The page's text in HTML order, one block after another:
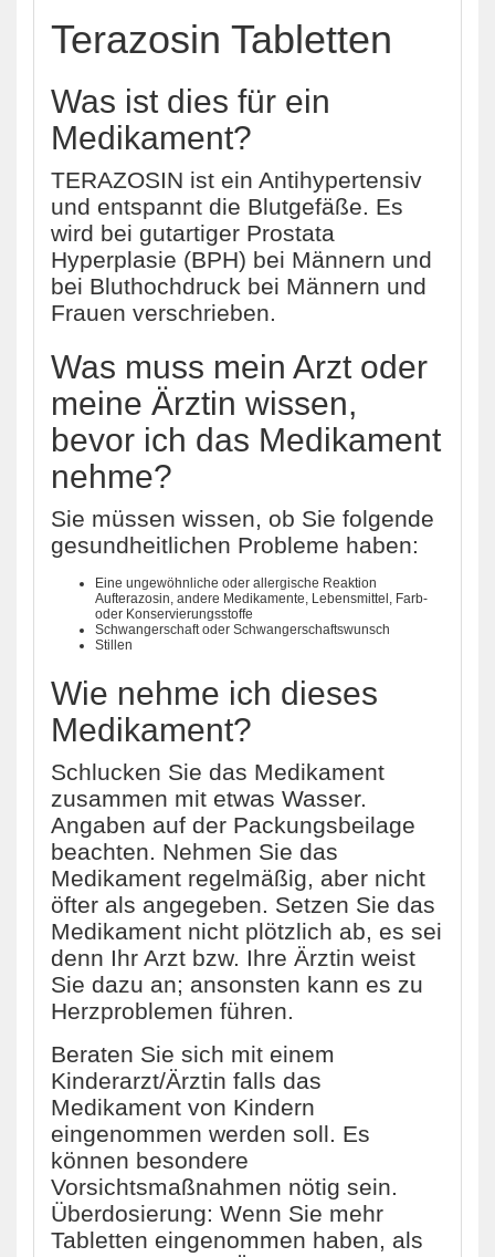
Terazosin Tabletten
Was ist dies für ein
Medikament?
TERAZOSIN ist ein Antihypertensiv
und entspannt die Blutgefäße. Es
wird bei gutartiger Prostata
Hyperplasie (BPH) bei Männern und
bei Bluthochdruck bei Männern und
Frauen verschrieben.
Was muss mein Arzt oder
meine Ärztin wissen,
bevor ich das Medikament
nehme?
Sie müssen wissen, ob Sie folgende
gesundheitlichen Probleme haben:
Eine ungewöhnliche oder allergische Reaktion
Aufterazosin, andere Medikamente, Lebensmittel, Farb-
oder Konservierungsstoffe
Schwangerschaft oder Schwangerschaftswunsch
Stillen
Wie nehme ich dieses
Medikament?
Schlucken Sie das Medikament
zusammen mit etwas Wasser.
Angaben auf der Packungsbeilage
beachten. Nehmen Sie das
Medikament regelmäßig, aber nicht
öfter als angegeben. Setzen Sie das
Medikament nicht plötzlich ab, es sei
denn Ihr Arzt bzw. Ihre Ärztin weist
Sie dazu an; ansonsten kann es zu
Herzproblemen führen.
Beraten Sie sich mit einem
Kinderarzt/Ärztin falls das
Medikament von Kindern
eingenommen werden soll. Es
können besondere
Vorsichtsmaßnahmen nötig sein.
Überdosierung: Wenn Sie mehr
Tabletten eingenommen haben, als